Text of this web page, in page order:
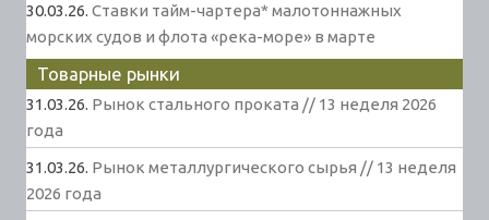
30.03.26. Ставки тайм-чартера* малотоннажных
морских судов и флота «река-море» в марте
Товарные рынки
31.03.26. Рынок стального проката // 13 неделя 2026
года
31.03.26. Рынок металлургического сырья // 13 неделя
2026 года